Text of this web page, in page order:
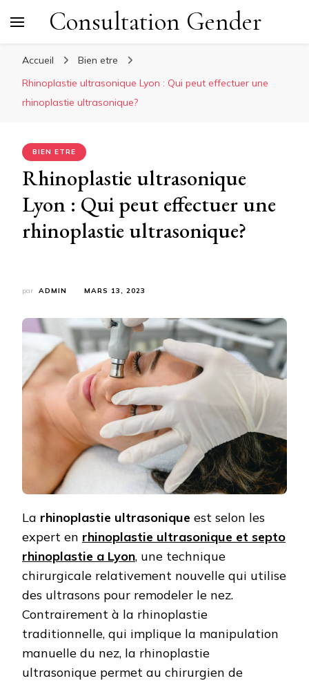
Consultation Gender
Accueil
Bien etre
Rhinoplastie ultrasonique Lyon : Qui peut effectuer une
rhinoplastie ultrasonique?
BIEN ETRE
Rhinoplastie ultrasonique
Lyon : Qui peut effectuer une
rhinoplastie ultrasonique?
par ADMIN MARS 13, 2023
La rhinoplastie ultrasonique est selon les
expert en rhinoplastie ultrasonique et septo
rhinoplastie a Lyon, une technique
chirurgicale relativement nouvelle qui utilise
des ultrasons pour remodeler le nez.
Contrairement à la rhinoplastie
traditionnelle, qui implique la manipulation
manuelle du nez, la rhinoplastie
ultrasonique permet au chirurgien de